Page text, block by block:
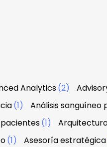
Analytics(2)
(1) Análisis sanguíneo
(1)
(1) Asesoría estratégica